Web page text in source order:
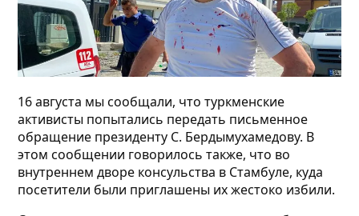
16 августа мы сообщали, что туркменские
активисты попытались передать письменное
обращение президенту С. Бердымухамедову. В
этом сообщении говорилось также, что во
внутреннем дворе консульства в Стамбуле, куда
посетители были приглашены их жестоко избили.